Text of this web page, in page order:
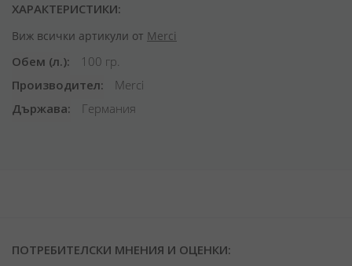
ХАРАКТЕРИСТИКИ:
Виж всички артикули от Merci
Обем (л.)
100 гр.
Производител
Merci
Държава
Германия
ПОТРЕБИТЕЛСКИ МНЕНИЯ И ОЦЕНКИ: